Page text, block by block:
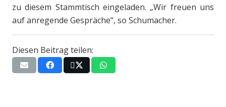
zu diesem Stammtisch eingeladen. „Wir freuen uns
auf anregende Gespräche“, so Schumacher.
Diesen Beitrag teilen: